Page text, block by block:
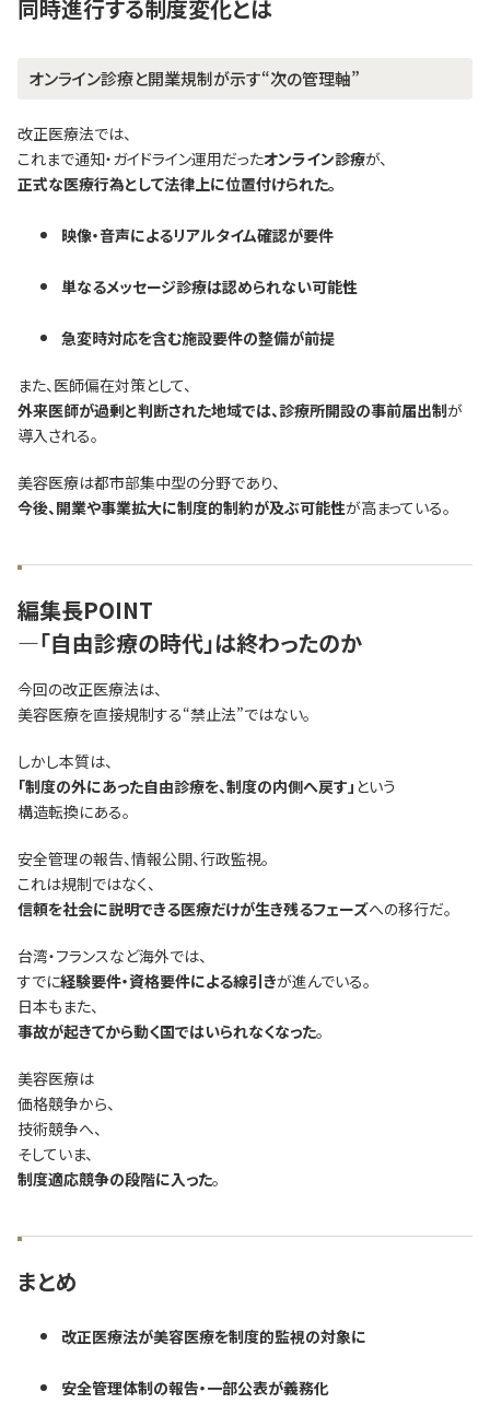
同時進行する制度変化とは
オンライン診療と開業規制が示す“次の管理軸”
改正医療法では、
これまで通知・ガイドライン運用だったオンライン診療が、
正式な医療行為として法律上に位置付けられた。
映像・音声によるリアルタイム確認が要件
単なるメッセージ診療は認められない可能性
急変時対応を含む施設要件の整備が前提
また、医師偏在対策として、
外来医師が過剰と判断された地域では、診療所開設の事前届出制が
導入される。
美容医療は都市部集中型の分野であり、
今後、開業や事業拡大に制度的制約が及ぶ可能性が高まっている。
編集長POINT
―「自由診療の時代」は終わったのか
今回の改正医療法は、
美容医療を直接規制する“禁止法”ではない。
しかし本質は、
「制度の外にあった自由診療を、制度の内側へ戻す」 という
構造転換にある。
安全管理の報告、情報公開、行政監視。
これは規制ではなく、
信頼を社会に説明できる医療だけが生き残るフェーズへの移行だ。
台湾・フランスなど海外では、
すでに経験要件・資格要件による線引きが進んでいる。
日本もまた、
事故が起きてから動く国ではいられなくなった。
美容医療は
価格競争から、
技術競争へ、
そしていま、
制度適応競争の段階に入った。
まとめ
改正医療法が美容医療を制度的監視の対象に
安全管理体制の報告・一部公表が義務化